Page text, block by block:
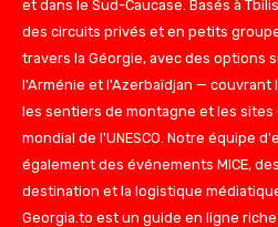
et dans le Sud-Caucase. Basés à
des circuits privés et en petits
travers la Géorgie, avec des options
l'Arménie et l'Azerbaïdjan — couvrant
les sentiers de montagne et les sites
mondial de l'UNESCO. Notre équipe
également des événements MICE,
destination et la logistique
Georgia.to est un guide en ligne